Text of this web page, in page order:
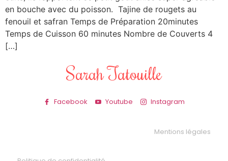
en bouche avec du poisson. Tajine de rougets au
fenouil et safran Temps de Préparation 20minutes
Temps de Cuisson 60 minutes Nombre de Couverts 4
[…]
Sarah Tatouille
Facebook Youtube Instagram
Mentions légales